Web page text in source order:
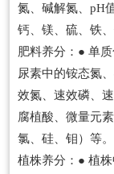
氮、碱解氮、pH
钙、镁、硫、铁
肥料养分：● 单
尿素中的铵态氮
效氮、速效磷、
腐植酸、微量元
氯、硅、钼）等。
植株养分：● 植